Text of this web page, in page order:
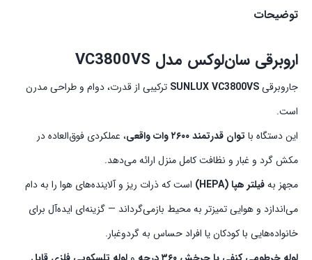
توضیحات
اروبرقی سان‌لوکس مدل VC3800VS
جاروبرقیSUNLUX VC3800VS ترکیبی از قدرت، دوام و طراحی مدرن
است.
این دستگاه با توان قدرتمند ۲۶۰۰ وات واقعی
، عملکردی فوق‌العاده در
مکش گرد و غبار و نظافت کامل منزل ارائه می‌دهد.
مجهز بهفیلتر هپا (HEPA)
است که ذرات ریز و آلاینده‌های هوا را به دام
می‌اندازد و هوایی تمیزتر به محیط بازمی‌گرداند — گزینه‌ای ایده‌آل برای
خانواده‌هایی با کودکان یا افراد حساس به گردوغبار.